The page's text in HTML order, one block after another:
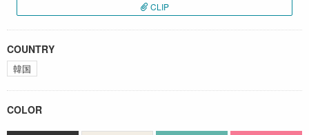
CLIP
COUNTRY
韓国
COLOR